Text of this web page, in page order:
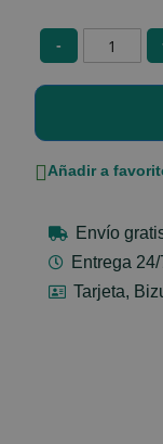
-
Añadir a
Envío
Entrega
Tarjeta,